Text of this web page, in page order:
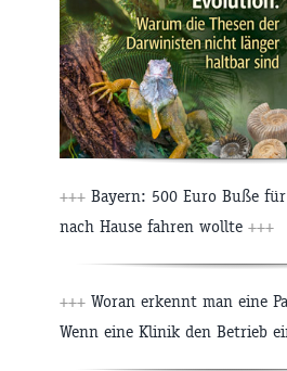
+++ Bayern: 500 Euro Buße
nach Hause fahren wollte +++
+++ Woran erkennt man eine
Wenn eine Klinik den Betrieb